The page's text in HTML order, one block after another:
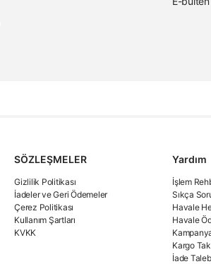
SÖZLEŞMELER
Gizlilik Politikası
İadeler ve Geri Ödemeler
Çerez Politikası
Kullanım Şartları
KVKK
Yardım
İşlem
Sıkça
Havale
Havale
Kargo
İade